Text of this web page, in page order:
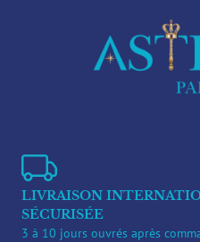
LIVRAISON
SÉCURISÉE
3 à 10 jours ouvrés après